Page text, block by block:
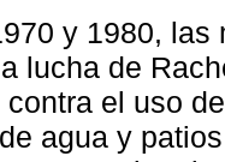
y 1980,
lucha de
el uso
agua y